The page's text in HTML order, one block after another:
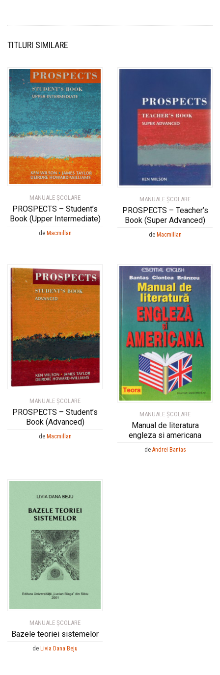
TITLURI SIMILARE
MANUALE ŞCOLARE
PROSPECTS – Student’s
Book (Upper Intermediate)
de Macmillan
MANUALE ŞCOLARE
PROSPECTS – Teacher’s
Book (Super Advanced)
de Macmillan
MANUALE ŞCOLARE
PROSPECTS – Student’s
Book (Advanced)
de Macmillan
MANUALE ŞCOLARE
Manual de literatura
engleza si americana
de Andrei Bantas
MANUALE ŞCOLARE
Bazele teoriei sistemelor
de Livia Dana Beju